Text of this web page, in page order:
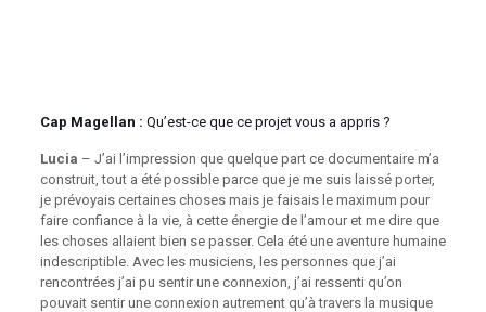
Cap Magellan : Qu’est-ce que ce projet vous a appris ?
Lucia – J’ai l’impression que quelque part ce documentaire m’a
construit, tout a été possible parce que je me suis laissé porter,
je prévoyais certaines choses mais je faisais le maximum pour
faire confiance à la vie, à cette énergie de l’amour et me dire que
les choses allaient bien se passer. Cela été une aventure humaine
indescriptible. Avec les musiciens, les personnes que j’ai
rencontrées j’ai pu sentir une connexion, j’ai ressenti qu’on
pouvait sentir une connexion autrement qu’à travers la musique